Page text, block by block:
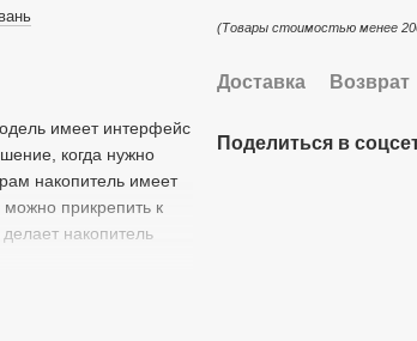
имеет интерфейс
когда нужно
накопитель имеет
прикрепить к
накопитель
(Товары стоимостью менее
Доставка Возврат
Поделиться в